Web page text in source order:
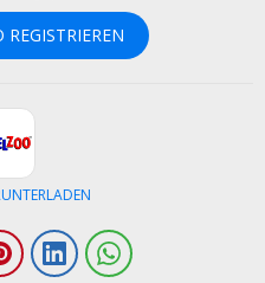
PinterestLinkedIn